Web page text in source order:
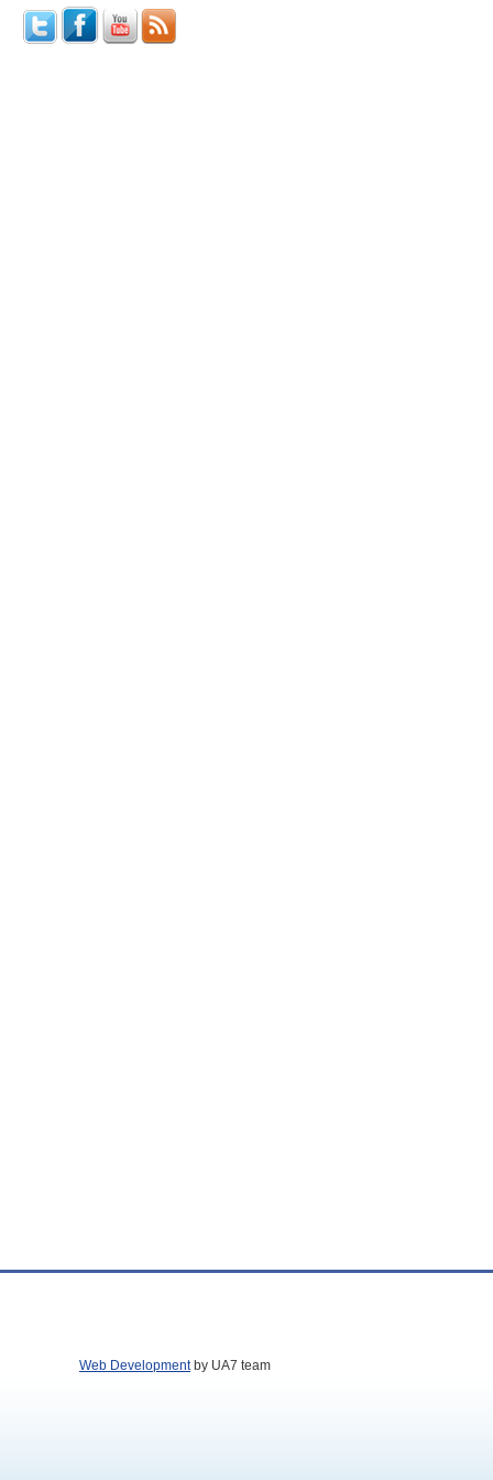
Web Developmentby UA7 team